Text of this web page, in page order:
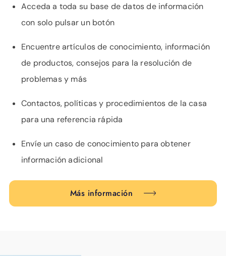
Acceda a toda su base de datos de información
con solo pulsar un botón
Encuentre artículos de conocimiento, información
de productos, consejos para la resolución de
problemas y más
Contactos, políticas y procedimientos de la casa
para una referencia rápida
Envíe un caso de conocimiento para obtener
información adicional
Más información